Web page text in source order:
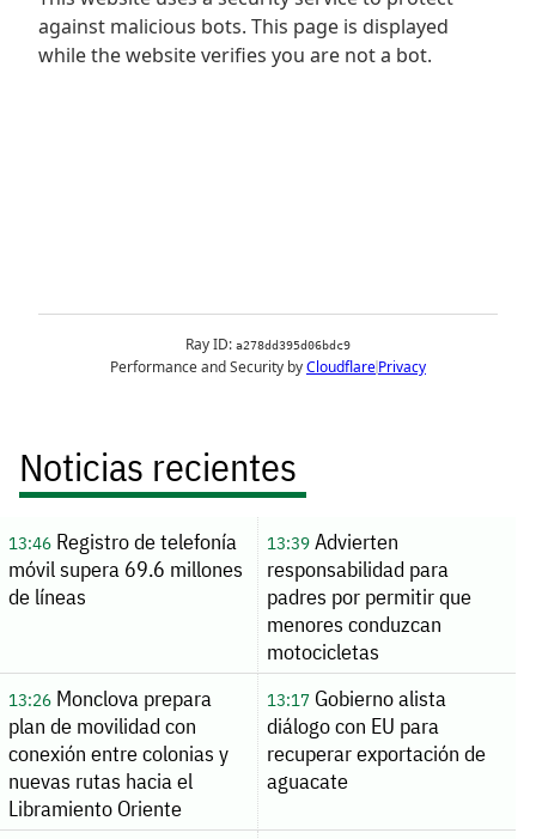
Noticias recientes
13:46Registro de telefonía
móvil supera 69.6 millones
de líneas
13:39Advierten
responsabilidad para
padres por permitir que
menores conduzcan
motocicletas
13:26Monclova prepara
plan de movilidad con
conexión entre colonias y
nuevas rutas hacia el
Libramiento Oriente
13:17Gobierno alista
diálogo con EU para
recuperar exportación de
aguacate